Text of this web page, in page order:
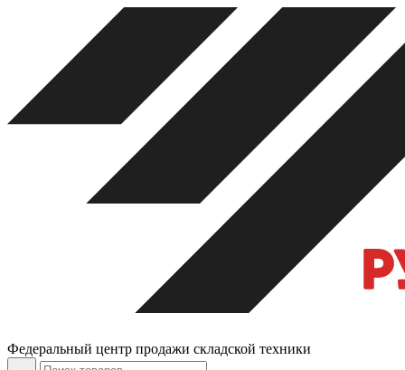
Федеральный центр продажи складской техники